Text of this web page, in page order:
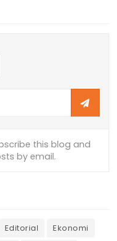
Editorial
Ekonomi